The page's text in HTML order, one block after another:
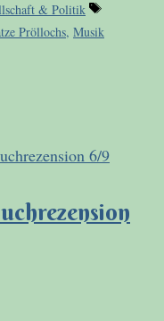
& Politik
Pröllochs, Musik